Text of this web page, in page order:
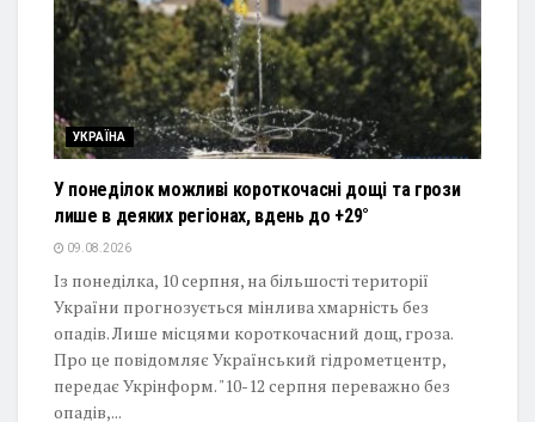
УКРАЇНА
У понеділок можливі короткочасні дощі та грози
лише в деяких регіонах, вдень до +29°
09.08.2026
Із понеділка, 10 серпня, на більшості території
України прогнозується мінлива хмарність без
опадів. Лише місцями короткочасний дощ, гроза.
Про це повідомляє Український гідрометцентр,
передає Укрінформ. "10-12 серпня переважно без
опадів,...